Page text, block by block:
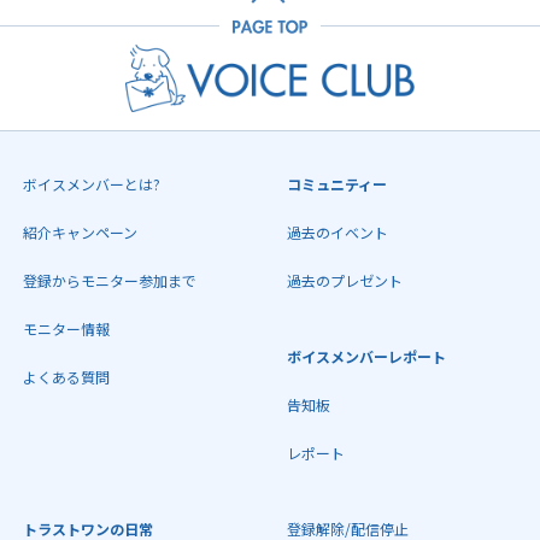
ボイスメンバーとは?
紹介キャンペーン
登録からモニター参加まで
モニター情報
よくある質問
コミュニティー
過去のイベント
過去のプレゼント
ボイスメンバーレポート
告知板
レポート
トラストワンの日常 登録解除/配信停止